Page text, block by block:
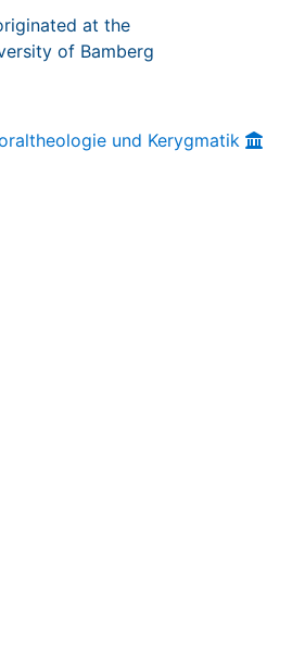
at the
of Bamberg
und Kerygmatik